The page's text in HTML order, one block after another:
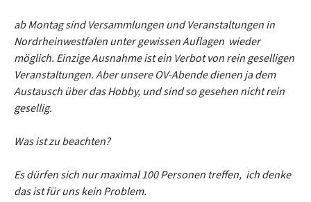
ab Montag sind Versammlungen und Veranstaltungen in
Nordrheinwestfalen unter gewissen Auflagen wieder
möglich. Einzige Ausnahme ist ein Verbot von rein geselligen
Veranstaltungen. Aber unsere OV-Abende dienen ja dem
Austausch über das Hobby, und sind so gesehen nicht rein
gesellig.
Was ist zu beachten?
Es dürfen sich nur maximal 100 Personen treffen, ich denke
das ist für uns kein Problem.